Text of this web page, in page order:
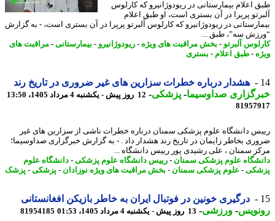
اعلام بیمارستانی در ریودوژانیرو که کارلوس
پرپرا در آن بستری است، او طبق اعلام
در ریودوژانیرو که کارلوس آلبرتو پرپرا در آن بستری است، - به گزارش
سه”، طبق ...
آلبرتو- بخش مراقبت های ویژه -ریودوژانیرو -بیمارستانی-مراقبت های
-طبق اعلام -بستری
هشدار درباره خطرات سزارین های غیر ضروری در تاریخ رند
صداوسیما-پزشکی-12 روز پیش - یکشنبه 4 مرداد 1405، 13:50
دانشگاه علوم پزشکی سمنان درباره خطرات ناشی از سزارین های غیر
بخاطر زایمان در تاریخ رند هشدار داد . - به گزارش خبرگزاری صداوسیما؛
سمنان ،️ علی رشیدی پور رییس دانشگاه ...
علوم پزشکی سمنان-رییس دانشگاه علوم پزشکی-دانشگاه علوم
-علوم پزشکی سمنان-بخش مراقبت های ویژه نوزادان - پزشکی-پزشک
درگیری خونین در فوتبال ایران به خاطر بازیکن افغانستانی
-ورزشی-13 روز پیش - یکشنبه 4 مرداد 1405، 01:53 81954185